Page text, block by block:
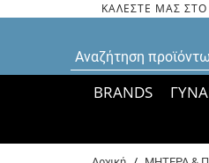
ΚΑΛΕΣΤΕ ΜΑΣ ΣΤΟ
BRANDS